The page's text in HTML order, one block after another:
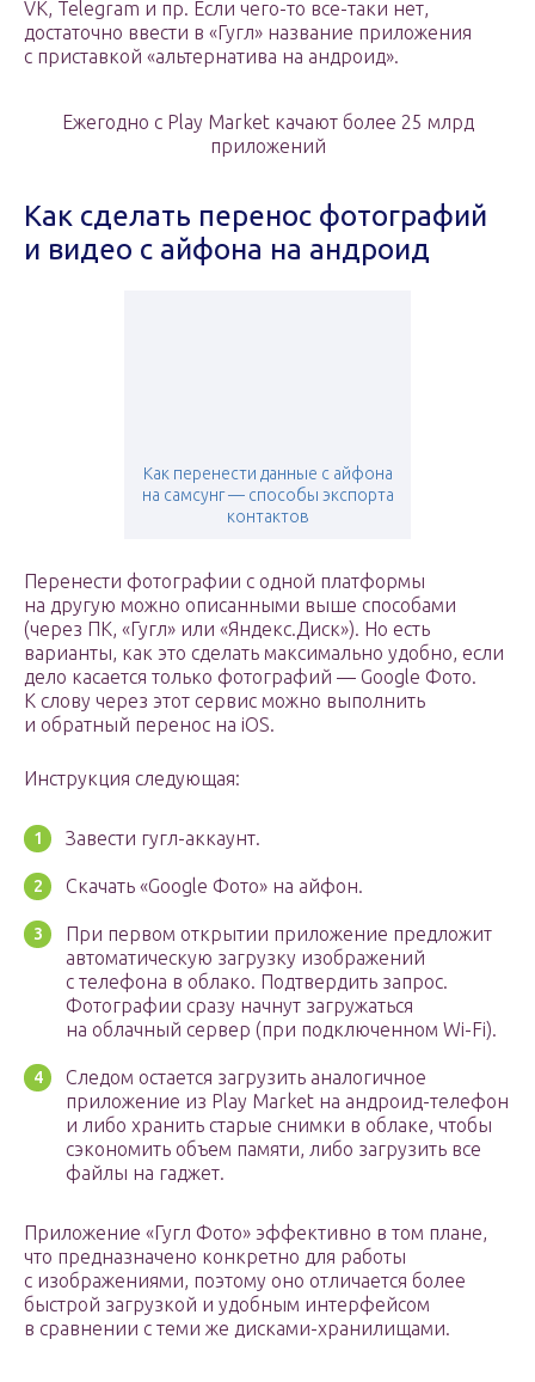
VK, Telegram и пр. Если чего-то все-таки нет,
достаточно ввести в «Гугл» название приложения
с приставкой «альтернатива на андроид».
Ежегодно с Play Market качают более 25 млрд
приложений
Как сделать перенос фотографий
и видео с айфона на андроид
Как перенести данные с айфона
на самсунг — способы экспорта
контактов
Перенести фотографии с одной платформы
на другую можно описанными выше способами
(через ПК, «Гугл» или «Яндекс.Диск»). Но есть
варианты, как это сделать максимально удобно, если
дело касается только фотографий — Google Фото.
К слову через этот сервис можно выполнить
и обратный перенос на iOS.
Инструкция следующая:
Завести гугл-аккаунт.
Скачать «Google Фото» на айфон.
При первом открытии приложение предложит
автоматическую загрузку изображений
с телефона в облако. Подтвердить запрос.
Фотографии сразу начнут загружаться
на облачный сервер (при подключенном Wi-Fi).
Следом остается загрузить аналогичное
приложение из Play Market на андроид-телефон
и либо хранить старые снимки в облаке, чтобы
сэкономить объем памяти, либо загрузить все
файлы на гаджет.
Приложение «Гугл Фото» эффективно в том плане,
что предназначено конкретно для работы
с изображениями, поэтому оно отличается более
быстрой загрузкой и удобным интерфейсом
в сравнении с теми же дисками-хранилищами.